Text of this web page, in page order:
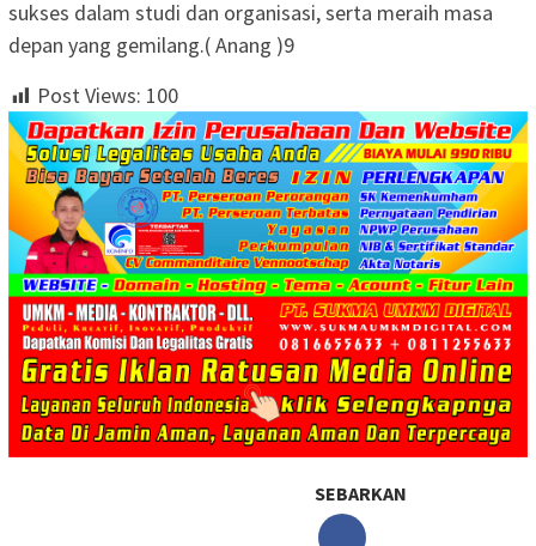
sukses dalam studi dan organisasi, serta meraih masa
depan yang gemilang.( Anang )9
Post Views: 100
SEBARKAN